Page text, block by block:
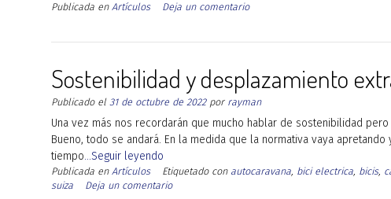
Publicada en Artículos Deja un comentario
Sostenibilidad y desplazamiento
Publicado el 31 de octubre de 2022por rayman
Una vez más nos recordarán que mucho hablar de sostenibilidad
Bueno, todo se andará. En la medida que la normativa vaya
tiempo...Seguir leyendo
Publicada en Artículos Etiquetado con autocaravana, bici electrica, bicis,
suiza
Deja un comentario